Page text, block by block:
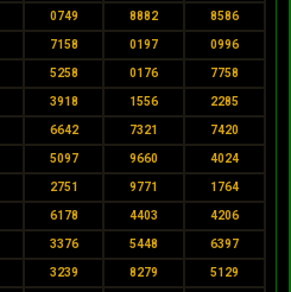
0749 8882 8586
7158 0197 0996
5258 0176 7758
3918 1556 2285
6642 7321 7420
5097 9660 4024
2751 9771 1764
6178 4403 4206
3376 5448 6397
3239 8279 5129